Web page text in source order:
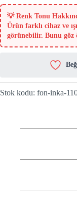
💡 Renk Tonu
Ürün farklı cihaz ve
görünebilir. Bunu göz
Stok kodu: fon-inka-